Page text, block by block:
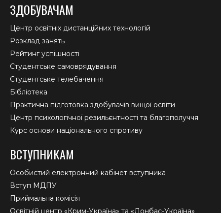
ЗДОБУВАЧАМ
Центр освітніх дистанційних технологій
Розклад занять
Рейтинг успішності
Студентське самоврядування
Студентське телебачення
Бібліотека
Практична підготовка здобувачів вищої освіти
Центр психологічної резильєнтності та благополуччя
Курс основи національного спротиву
ВСТУПНИКАМ
Особистий електронний кабінет вступника
Вступ МДПУ
Приймальна комісія
Освітній центр «Крим-Україна» та «Донбас-Україна»